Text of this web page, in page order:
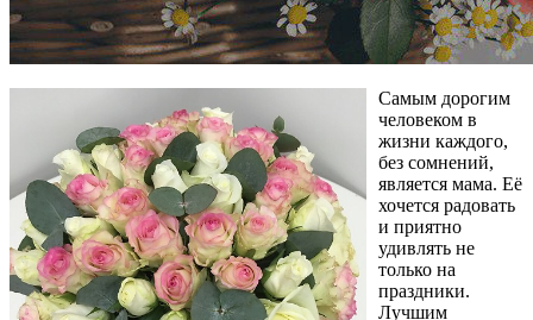
Самым дорогим
человеком в
жизни каждого,
без сомнений,
является мама. Её
хочется радовать
и приятно
удивлять не
только на
праздники.
Лучшим